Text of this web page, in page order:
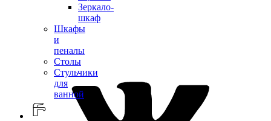
Зеркало-
шкаф
Шкафы
и
пеналы
Столы
Стульчики
для
ванной